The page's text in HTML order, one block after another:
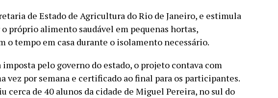
de Estado de Agricultura do Rio de Janeiro, e estimula
próprio alimento saudável em pequenas hortas,
o tempo em casa durante o isolamento necessário.
pelo governo do estado, o projeto contava com
vez por semana e certificado ao final para os participantes.
cerca de 40 alunos da cidade de Miguel Pereira, no sul do